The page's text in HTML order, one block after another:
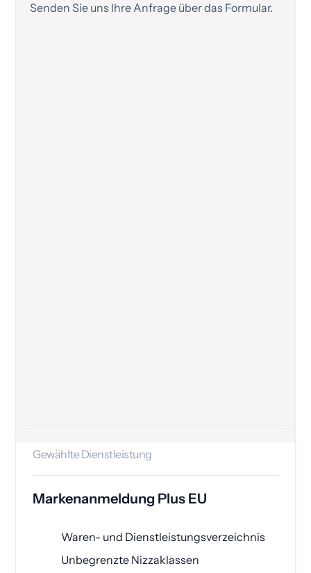
Senden Sie uns Ihre Anfrage über das Formular.
Gewählte Dienstleistung
Markenanmeldung Plus EU
Waren- und Dienstleistungsverzeichnis
Unbegrenzte Nizzaklassen